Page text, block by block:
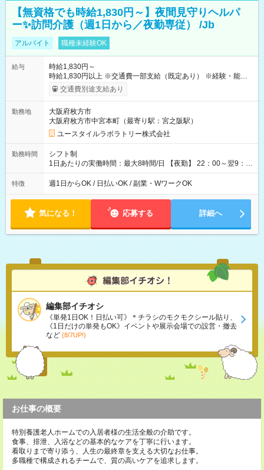
【無資格でも時給1,830円～】夜間見守りヘルパ
ー✨訪問介護（週1日から／夜勤専従） /Jb
アルバイト 職種未経験OK
給与
時給1,830円～
時給1,830円以上 ※交通費一部支給（既定あり） ※経験・能力を
考慮して決定します 【収入例】 週1回勤務の場合：1,830円×8時
間×4回=5万8,560円 週3回勤務の場合：1,830円×8時間×12回
月 ※ 雇用形態と給与に、本採用時と異なる部分があります。 雇
用形態：本採用時と同じです。 給与：時給 1,610円以上
交通費別途支給あり
勤務地
大阪府枚方市
大阪府枚方市中宮本町（最寄り駅：宮之阪駅）
ユースタイルラボラトリー株式会社
勤務時間
シフト制
1日あたりの実働時間：最大8時間/日 【夜勤】 22：00～翌9：
00 ※週1日～OK ／ 夜勤専従 ＊＊ 勤務時間例 ＊＊ ■22時か
ら翌7時 ■23時から翌8時 ■24時から翌9時 など ※上記の時間
ます。 ※曜日固定（毎週同じ曜日での勤務となります）
特徴 週1日からOK / 日払いOK / 副業・WワークOK
気になる！ 応募する 詳細へ
編集部イチオシ
《単発1日OK！日払い可》＊チラシのモクモクシール貼り、
《1日だけの単発もOK》イベントや展示会場での設営・撤去
など (8/7UP!)
お仕事の概要
特別養護老人ホームでの入居者様の生活全般の介助です。
食事、排泄、入浴などの基本的なケアを丁寧に行います。
看取りまで寄り添う、人生の最終章を支える大切なお仕事。
多職種で構成されるチームで、質の高いケアを追求します。